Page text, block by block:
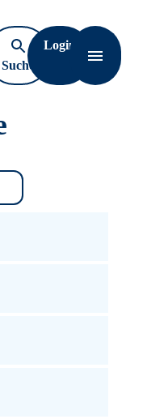
Suche
öffnen
Login